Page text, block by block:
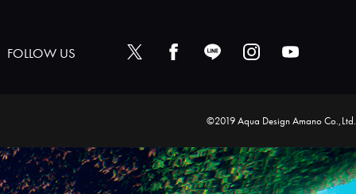
FOLLOW US
©2019 Aqua Design Amano Co.,Ltd.